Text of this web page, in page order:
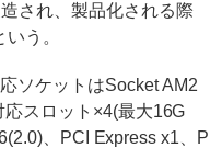
され、製品化される際
う。
ソケットはSocket AM2
スロット×4(最大16G
、PCI Express x1、P